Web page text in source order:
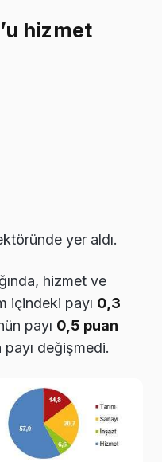
hizmet
yer aldı.
hizmet ve
içindeki payı 0,3
payı 0,5 puan
değişmedi.